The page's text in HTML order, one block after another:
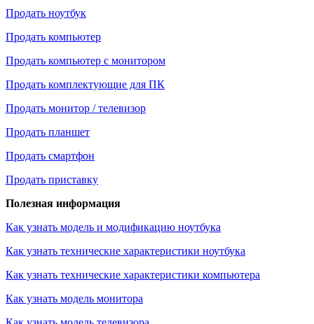
Продать ноутбук
Продать компьютер
Продать компьютер с монитором
Продать комплектующие для ПК
Продать монитор / телевизор
Продать планшет
Продать смартфон
Продать приставку
Полезная информация
Как узнать модель и модификацию ноутбука
Как узнать технические характеристики ноутбука
Как узнать технические характеристики компьютера
Как узнать модель монитора